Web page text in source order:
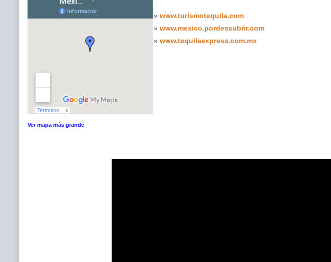
Ver mapa más grande
» www.turismotequila.com
» www.mexico.pordescubrir.com
» www.tequilaexpress.com.mx